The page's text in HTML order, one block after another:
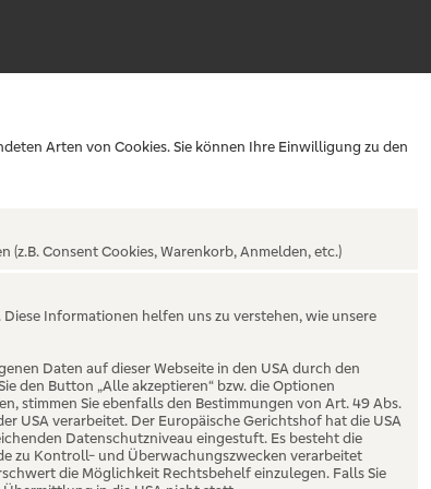
Arten von Cookies. Sie können Ihre Einwilligung zu den
Consent Cookies, Warenkorb, Anmelden, etc.)
Informationen helfen uns zu verstehen, wie unsere
Daten auf dieser Webseite in den USA durch den
den Button „Alle akzeptieren“ bzw. die Optionen
stimmen Sie ebenfalls den Bestimmungen von Art. 49 Abs.
USA verarbeitet. Der Europäische Gerichtshof hat die USA
Datenschutzniveau eingestuft. Es besteht die
zu Kontroll- und Überwachungszwecken verarbeitet
die Möglichkeit Rechtsbehelf einzulegen. Falls Sie